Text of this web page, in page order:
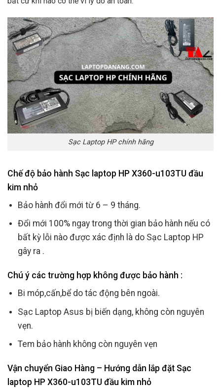
Sạc Laptop HP chính hãng
Chế độ bảo hành Sạc laptop HP X360-u103TU đầu
kim nhỏ
Bảo hành đổi mới từ 6 – 9 tháng.
Đổi mới 100% ngay trong thời gian bảo hành nếu có
bất kỳ lỗi nào được xác định là do Sạc Laptop HP
gây ra .
Chú ý các trường hợp không được bảo hành :
Bi móp,cấn,bể do tác động bên ngoài.
Sạc Laptop Asus bị biến dạng, không còn nguyên
vẹn.
Tem bảo hành không còn nguyên vẹn
Vận chuyển Giao Hàng – Hướng dẫn lắp đặt Sạc
laptop HP X360-u103TU đầu kim nhỏ